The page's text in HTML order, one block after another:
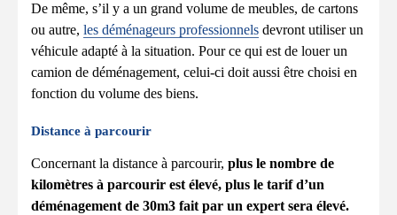
De même, s’il y a un grand volume de meubles, de cartons
ou autre, les déménageurs professionnels devront utiliser un
véhicule adapté à la situation. Pour ce qui est de louer un
camion de déménagement, celui-ci doit aussi être choisi en
fonction du volume des biens.
Distance à parcourir
Concernant la distance à parcourir, plus le nombre de
kilomètres à parcourir est élevé, plus le tarif d’un
déménagement de 30m3 fait par un expert sera élevé.